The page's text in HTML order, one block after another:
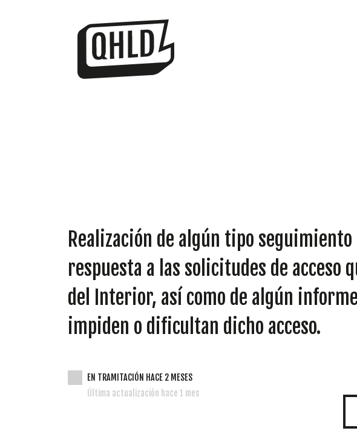
Realización de algún tipo
respuesta a las solicitudes de acceso
del Interior, así como de algún
impiden o dificultan dicho acceso.
EN TRAMITACIÓN HACE 2 MESES
Última actualización hace 1 mes